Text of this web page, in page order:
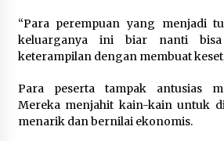
9 Agustus 2026
Kemenkum Malut
RI dan Hari
melalui Fun Walk
9 Agustus 2026
“Para perempuan yang menjadi
keluarganya ini biar nanti bisa
keterampilan dengan membuat
Para peserta tampak antusias
Mereka menjahit kain-kain untuk
menarik dan bernilai ekonomis.